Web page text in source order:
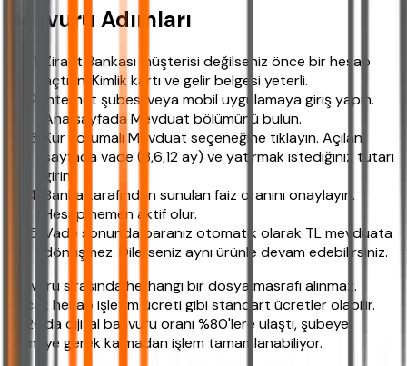
Başvuru Adımları
Ziraat Bankası müşterisi değilseniz önce bir hesap
açtırın. Kimlik kartı ve gelir belgesi yeterli.
Internet şubesi veya mobil uygulamaya giriş yapın.
Ana sayfada Mevduat bölümünü bulun.
Kur Korumalı Mevduat seçeneğine tıklayın. Açılan
sayfada vade (3,6,12 ay) ve yatırmak istediğiniz tutarı
girin.
Banka tarafından sunulan faiz oranını onaylayın.
Hesap hemen aktif olur.
Vade sonunda paranız otomatik olarak TL mevduata
dönüşmez. Dilerseniz aynı ürünle devam edebilirsiniz.
Başvuru sırasında herhangi bir dosya masrafı alınmaz.
Ancak hesap işletim ücreti gibi standart ücretler olabilir.
2026'da dijital başvuru oranı %80'lere ulaştı, şubeye
gitmeye gerek kalmadan işlem tamamlanabiliyor.